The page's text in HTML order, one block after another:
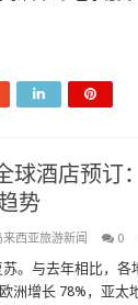
球酒店预订
势
来西亚旅游新闻 0
。与去年相比，各
洲增长 78%，亚太